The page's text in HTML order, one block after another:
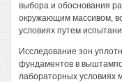
выбора и обоснования
окружающим массивом,
условиях путем
Исследование зон
фундаментов в
лабораторных